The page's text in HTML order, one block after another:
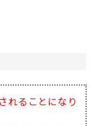
れることになり